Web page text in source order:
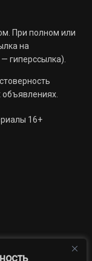
При полном или
на
гиперссылка).
16+